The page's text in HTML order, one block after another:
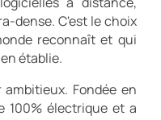
dense. C'est le choix
reconnaît et qui
établie.
Fondée en
100% électrique et a